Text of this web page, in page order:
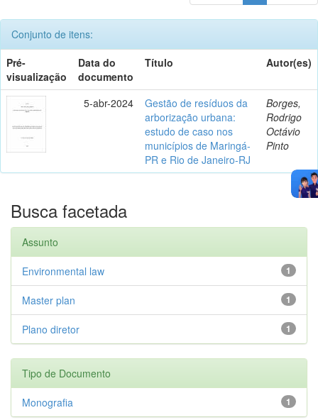
Conjunto de itens:
Pré-
visualização
Data do
documento
Título Autor(es)
5-abr-2024
Gestão de resíduos da
arborização urbana:
estudo de caso nos
municípios de Maringá-
PR e Rio de Janeiro-RJ
Borges,
Rodrigo
Octávio
Pinto
Busca facetada
Assunto
1
Environmental law
1
Master plan
1
Plano diretor
Tipo de Documento
1
Monografia